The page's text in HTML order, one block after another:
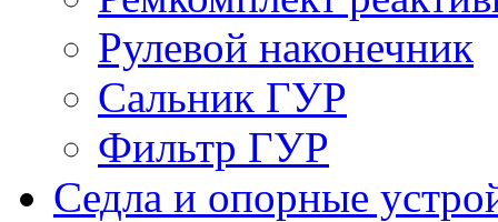
Рулевой наконечник
Сальник ГУР
Фильтр ГУР
Седла и опорные